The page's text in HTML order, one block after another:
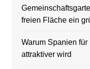
freien Fläche ein
Warum Spanien
attraktiver wird